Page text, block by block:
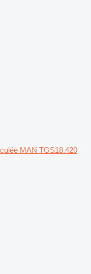
MAN TGS18.420